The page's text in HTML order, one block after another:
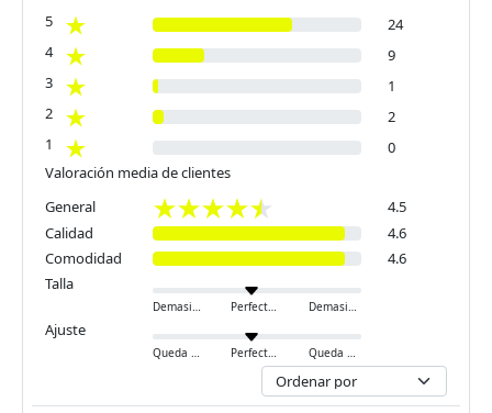
5
24
4
9
3
1
2
2
1
0
Valoración media de clientes
General
4.5
Calidad
4.6
Comodidad
4.6
Talla
Demasiado pequeño Perfecto Demasiado grande
Ajuste
Queda ajustado Perfecto Queda holgado